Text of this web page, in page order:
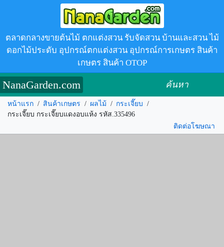
ตลาดกลางขายต้นไม้ ตกแต่งสวน รับจัดสวน บ้านและสวน ไม้
ดอกไม้ประดับ อุปกรณ์ตกแต่งสวน อุปกรณ์การเกษตร สินค้า
เกษตร สินค้า OTOP
NanaGarden.com ค้นหา
หน้าแรก / สินค้าเกษตร / ผลไม้ / กระเจี๊ยบ /
กระเจี๊ยบ กระเจี๊ยบแดงอบแห้ง รหัส.335496
ติดต่อโฆษณา